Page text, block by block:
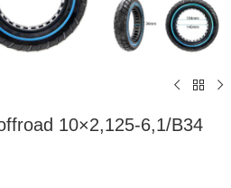
10×2,125-6,1/B34